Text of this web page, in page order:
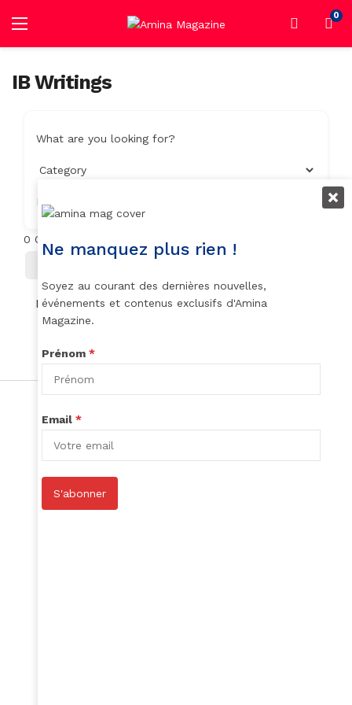
0
IB Writings
What are you looking for?
Location
0 Objets trouvés
No listings found.
Ne manquez plus rien !
Soyez au courant des dernières nouvelles,
événements et contenus exclusifs d'Amina
Magazine.
Prénom *
Email *
S'abonner